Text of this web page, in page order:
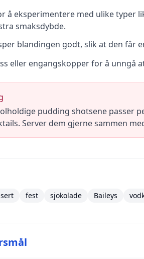
å eksperimentere med ulike typer
smaksdybde.
blandingen godt, slik at den får
eller engangskopper for å unngå
pudding shotsene passer
Server dem gjerne sammen
fest sjokolade Baileys